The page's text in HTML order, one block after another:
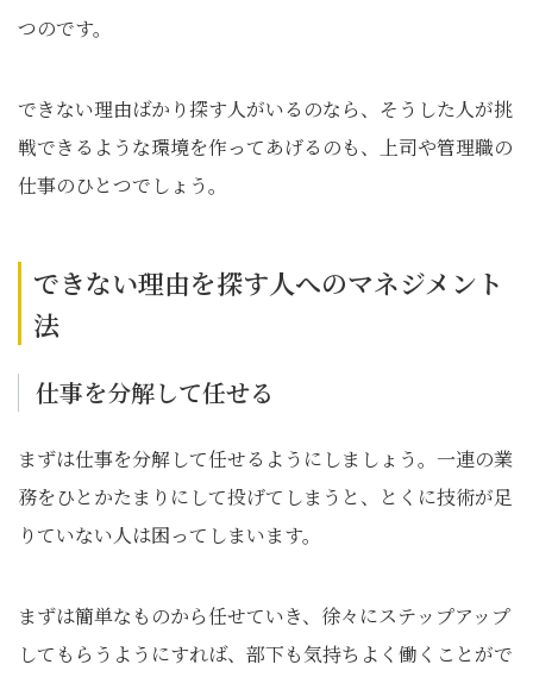
つのです。
できない理由ばかり探す人がいるのなら、そうした人が挑
戦できるような環境を作ってあげるのも、上司や管理職の
仕事のひとつでしょう。
できない理由を探す人へのマネジメント
法
仕事を分解して任せる
まずは仕事を分解して任せるようにしましょう。一連の業
務をひとかたまりにして投げてしまうと、とくに技術が足
りていない人は困ってしまいます。
まずは簡単なものから任せていき、徐々にステップアップ
してもらうようにすれば、部下も気持ちよく働くことがで